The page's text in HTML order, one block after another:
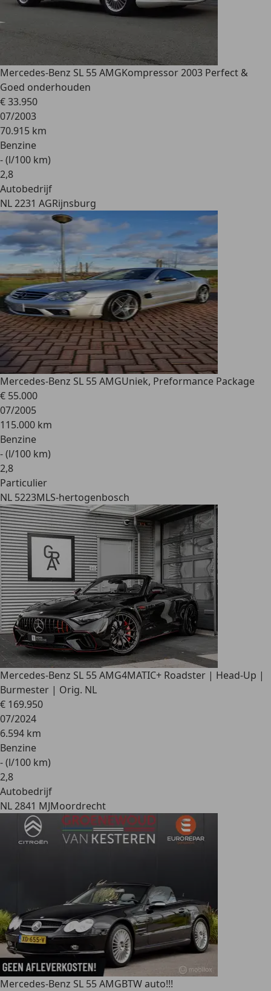
Mercedes-Benz SL 55 AMGKompressor 2003 Perfect &
Goed onderhouden
€ 33.950
07/2003
70.915 km
Benzine
- (l/100 km)
2,8
Autobedrijf
NL 2231 AGRijnsburg
Mercedes-Benz SL 55 AMGUniek, Preformance Package
€ 55.000
07/2005
115.000 km
Benzine
- (l/100 km)
2,8
Particulier
NL 5223MLS-hertogenbosch
Mercedes-Benz SL 55 AMG4MATIC+ Roadster | Head-Up |
Burmester | Orig. NL
€ 169.950
07/2024
6.594 km
Benzine
- (l/100 km)
2,8
Autobedrijf
NL 2841 MJMoordrecht
Mercedes-Benz SL 55 AMGBTW auto!!!